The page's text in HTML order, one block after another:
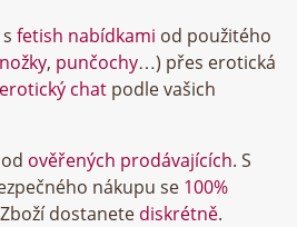
fetish nabídkami od použitého
, punčochy…) přes erotická
erotický chat podle vašich
ověřených prodávajících. S
nákupu se 100%
dostanete diskrétně.